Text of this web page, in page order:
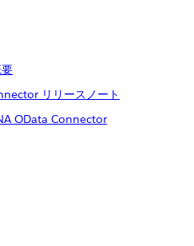
リリースノート
OData Connector